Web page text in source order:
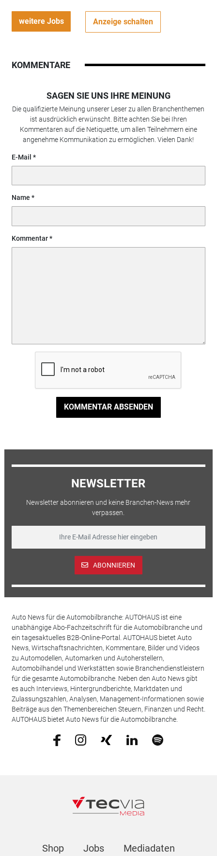
weitere Jobs Anzeige schalten
KOMMENTARE
SAGEN SIE UNS IHRE MEINUNG
Die qualifizierte Meinung unserer Leser zu allen Branchenthemen
ist ausdrücklich erwünscht. Bitte achten Sie bei Ihren
Kommentaren auf die Netiquette, um allen Teilnehmern eine
angenehme Kommunikation zu ermöglichen. Vielen Dank!
E-Mail
Name
Kommentar
KOMMENTAR ABSENDEN
NEWSLETTER
Newsletter abonnieren und keine Branchen-News mehr
verpassen.
ABONNIEREN
Auto News für die Automobilbranche: AUTOHAUS ist eine
unabhängige Abo-Fachzeitschrift für die Automobilbranche und
ein tagesaktuelles B2B-Online-Portal. AUTOHAUS bietet Auto
News, Wirtschaftsnachrichten, Kommentare, Bilder und Videos
zu Automodellen, Automarken und Autoherstellern,
Automobilhandel und Werkstätten sowie Branchendienstleistern
für die gesamte Automobilbranche. Neben den Auto News gibt
es auch Interviews, Hintergrundberichte, Marktdaten und
Zulassungszahlen, Analysen, Management-Informationen sowie
Beiträge aus den Themenbereichen Steuern, Finanzen und Recht.
AUTOHAUS bietet Auto News für die Automobilbranche.
Shop Jobs Mediadaten